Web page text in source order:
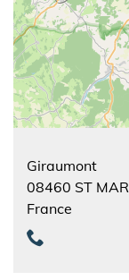
Giraumont
08460 ST
France